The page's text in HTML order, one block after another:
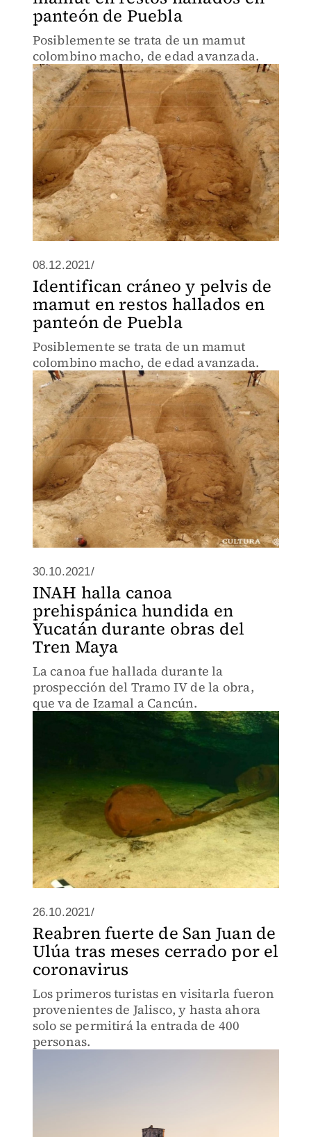
panteón de Puebla
Posiblemente se trata de un mamut
colombino macho, de edad avanzada.
08.12.2021/
Identifican cráneo y pelvis de
mamut en restos hallados en
panteón de Puebla
Posiblemente se trata de un mamut
colombino macho, de edad avanzada.
30.10.2021/
INAH halla canoa
prehispánica hundida en
Yucatán durante obras del
Tren Maya
La canoa fue hallada durante la
prospección del Tramo IV de la obra,
que va de Izamal a Cancún.
26.10.2021/
Reabren fuerte de San Juan de
Ulúa tras meses cerrado por el
coronavirus
Los primeros turistas en visitarla fueron
provenientes de Jalisco, y hasta ahora
solo se permitirá la entrada de 400
personas.